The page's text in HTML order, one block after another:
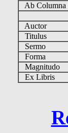
Ab Columna
Auctor
Titulus
Sermo
Forma
Magnitudo
Ex Libris